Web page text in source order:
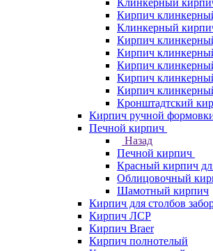
Клинкерный
Кирпич
Клинкерный
Кирпич
Кирпич
Кирпич
Кирпич
Кирпич
Кронштадтский
Кирпич ручной
Печной кирпич
Назад
Печной кирпич
Красный кирпич
Облицовочный
Шамотный кирпич
Кирпич для столбов
Кирпич ЛСР
Кирпич Braer
Кирпич полнотелый